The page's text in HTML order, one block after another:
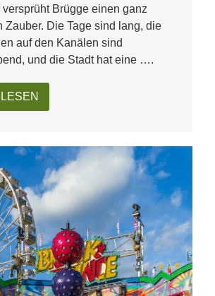
versprüht Brügge einen ganz
Zauber. Die Tage sind lang, die
auf den Kanälen sind
und die Stadt hat eine ….